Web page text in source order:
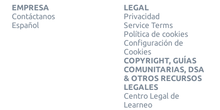
EMPRESA
Contáctanos
Español
LEGAL
Privacidad
Service Terms
Política de cookies
Configuración de
Cookies
COPYRIGHT, GUÍAS
COMUNITARIAS, DSA
& OTROS RECURSOS
LEGALES
Centro Legal de
Learneo